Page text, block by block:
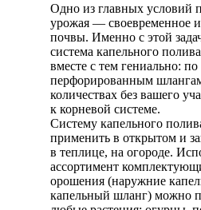
Одно из главных условий
урожая — своевременное
почвы. Именно с этой
система капельного
вместе с тем гениально:
перфорированным
количествах без вашего
к корневой системе.
Систему капельного
применить в открытом и
в теплице, на огороде.
ассортимент
орошения (наружние
капельный шланг) можно